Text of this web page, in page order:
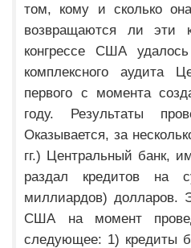
том, кому и сколько
возвращаются ли эти
конгрессе США
комплексного аудита
первого с момента
году. Результаты
Оказывается, за
гг.) Центральный банк,
раздал кредитов на
миллиардов) долларов.
США на момент
следующее: 1) кредиты